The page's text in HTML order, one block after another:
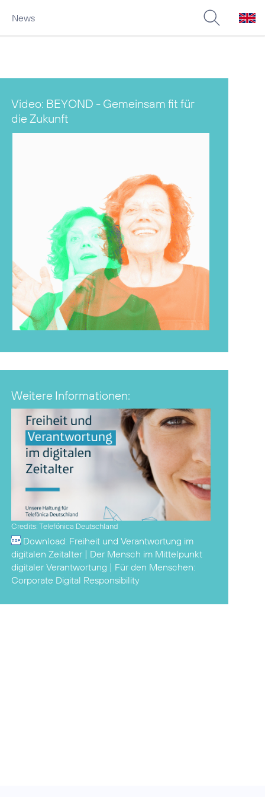
News
Video: BEYOND - Gemeinsam fit für
die Zukunft
Weitere Informationen:
Credits: Telefónica Deutschland
Download: Freiheit und Verantwortung im
digitalen Zeitalter | Der Mensch im Mittelpunkt
digitaler Verantwortung | Für den Menschen:
Corporate Digital Responsibility